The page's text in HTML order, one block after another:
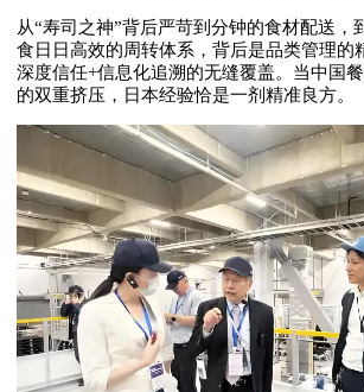
从“寿司之神”背后严苛到分钟的食材配送，
食日日高效的周转体系，背后是品类管理的
深度信任+信息化追溯的无缝覆盖。当中国
的双重挤压，日本经验恰是一剂精准良方。